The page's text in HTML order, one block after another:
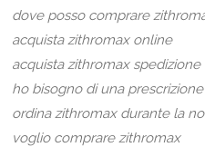
dove posso comprare
acquista zithromax online
acquista zithromax
ho bisogno di una
ordina zithromax durante la
voglio comprare zithromax